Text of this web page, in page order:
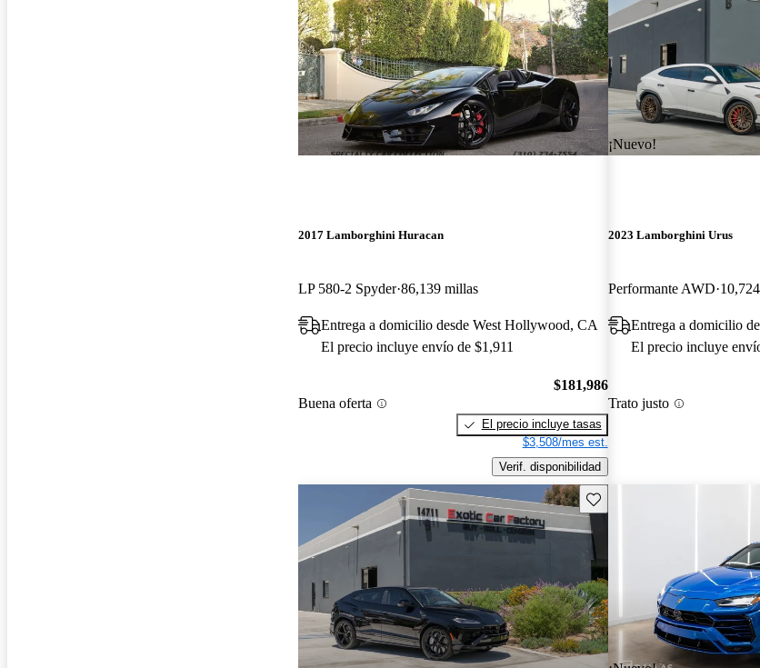
2017 Lamborghini Huracan
LP 580-2 Spyder 86,139 millas
Entrega a domicilio desde West Hollywood, CA
El precio incluye envío de $1,911
Buena oferta
$181,986
El precio incluye tasas
$3,508/mes est.
Verif. disponibilidad
¡Nuevo!
2023 Lamborghini Urus
Performante AWD
Entrega a domicilio
El precio incluye
Trato justo
Guarda este Aviso